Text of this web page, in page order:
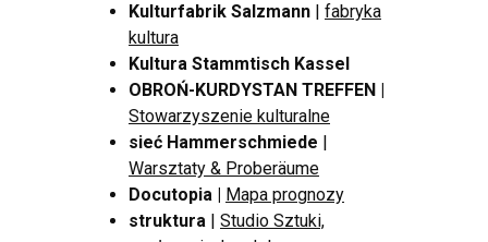
Kulturfabrik Salzmann
fabryka
kultura
Kultura Stammtisch Kassel
OBROŃ-KURDYSTAN TREFFEN |
Stowarzyszenie kulturalne
sieć Hammerschmiede
Warsztaty & Proberäume
Docutopia
Mapa prognozy
struktura
Studio Sztuki,